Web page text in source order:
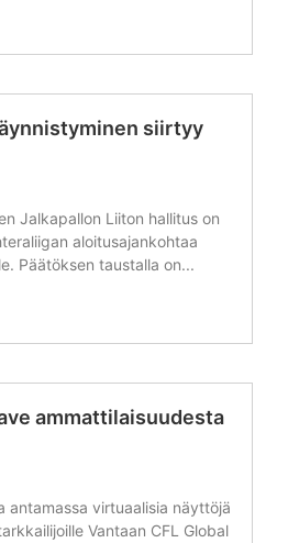
siirtyy
Jalkapallon Liiton hallitus on
aloitusajankohtaa
Päätöksen taustalla on...
ammattilaisuudesta
antamassa virtuaalisia näyttöjä
Vantaan CFL Global